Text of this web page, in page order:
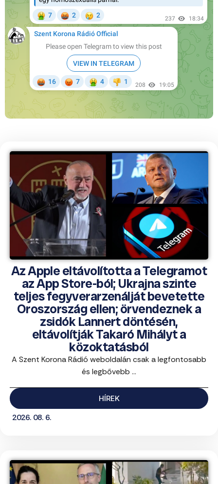
Az Apple eltávolította a Telegramot
az App Store-ból; Ukrajna szinte
teljes fegyverarzenálját bevetette
Oroszország ellen; örvendeznek a
zsidók Lannert döntésén,
eltávolítják Takaró Mihályt a
közoktatásból
A Szent Korona Rádió weboldalán csak a legfontosabb
és legbővebb ...
HÍREK
2026. 08. 6.